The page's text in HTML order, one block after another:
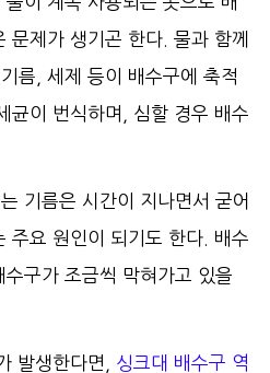
문제가 생기곤 한다. 물과 함께
름, 세제 등이 배수구에 축적
균이 번식하며, 심할 경우 배수
기름은 시간이 지나면서 굳어
주요 원인이 되기도 한다. 배수
구가 조금씩 막혀가고 있을
발생한다면, 싱크대 배수구 역